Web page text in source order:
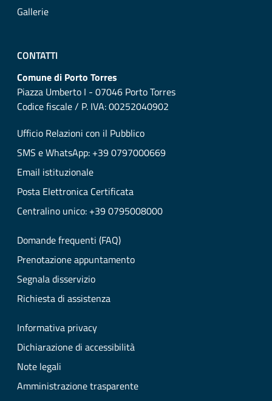
Gallerie
CONTATTI
Comune di Porto Torres
Piazza Umberto I - 07046 Porto Torres
Codice fiscale / P. IVA: 00252040902
Ufficio Relazioni con il Pubblico
SMS e WhatsApp: +39 0797000669
Email istituzionale
Posta Elettronica Certificata
Centralino unico: +39 0795008000
Domande frequenti (FAQ)
Prenotazione appuntamento
Segnala disservizio
Richiesta di assistenza
Informativa privacy
Dichiarazione di accessibilità
Note legali
Amministrazione trasparente